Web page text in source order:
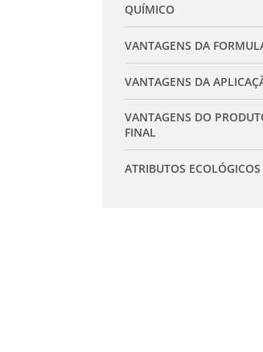
QUÍMICO
Expandir filtro
VANTAGENS DA
Expandir filtro
VANTAGENS DA
Expandir filtro
VANTAGENS DO
FINAL
Expandir filtro
ATRIBUTOS ECOLÓGICOS
Expandir filtro